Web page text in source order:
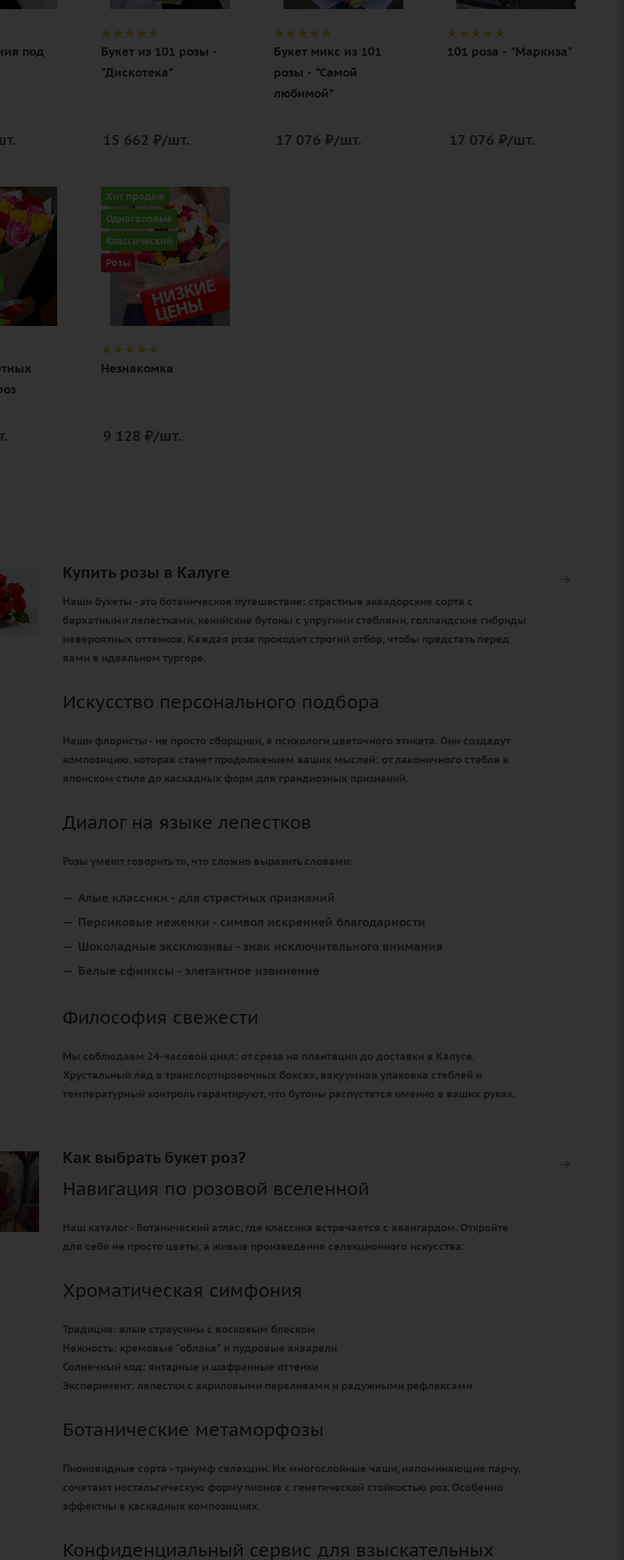
под
упаковка
Букет из 101 розы -
"Дискотека"
15 662 ₽/шт.
упаковка
Букет микс из 101
розы - "Самой
любимой"
17 076 ₽/шт.
упаковка
101 роза - "Маркиза"
17 076 ₽/шт.
Хит продаж
Одноголовые
Классический
Розы
Количество
51
Цвет
разноцветный
Описание
роза, лента,
дизайнерская
упаковка
Незнакомка
9 128 ₽/шт.
Купить розы в Калуге
Наши букеты - это ботаническое путешествие: страстные эквадорские сорта с
бархатными лепестками, кенийские бутоны с упругими стеблями, голландские гибриды
невероятных оттенков. Каждая роза проходит строгий отбор, чтобы предстать перед
вами в идеальном тургоре.
Искусство персонального подбора
Наши флористы - не просто сборщики, а психологи цветочного этикета. Они создадут
композицию, которая станет продолжением ваших мыслей: от лаконичного стебля в
японском стиле до каскадных форм для грандиозных признаний.
Диалог на языке лепестков
Розы умеют говорить то, что сложно выразить словами:
Алые классики - для страстных признаний
Персиковые неженки - символ искренней благодарности
Шоколадные эксклюзивы - знак исключительного внимания
Белые сфинксы - элегантное извинение
Философия свежести
Мы соблюдаем 24-часовой цикл: от среза на плантации до доставки в Калуге.
Хрустальный лёд в транспортировочных боксах, вакуумная упаковка стеблей и
температурный контроль гарантируют, что бутоны распустятся именно в ваших руках.
Как выбрать букет роз?
Навигация по розовой вселенной
Наш каталог - ботанический атлас, где классика встречается с авангардом. Откройте
для себя не просто цветы, а живые произведения селекционного искусства:
Хроматическая симфония
Традиция: алые страусины с восковым блеском
Нежность: кремовые "облака" и пудровые акварели
Солнечный код: янтарные и шафранные оттенки
Эксперимент: лепестки с акриловыми переливами и радужными рефлексами
Ботанические метаморфозы
Пионовидные сорта - триумф селекции. Их многослойные чаши, напоминающие парчу,
сочетают ностальгическую форму пионов с генетической стойкостью роз. Особенно
эффектны в каскадных композициях.
Конфиденциальный сервис для взыскательных